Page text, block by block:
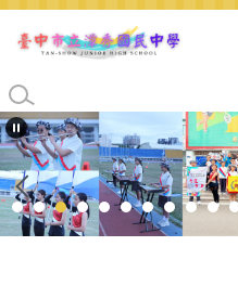
跳
到
要
內
容
區